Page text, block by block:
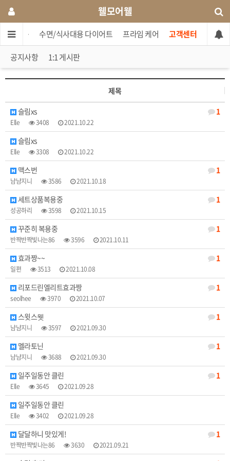
웰모어웰
셋트상품 수면/식사대용 다이어트 프라임 케어 고객센터
공지사항 1:1 게시판
제목
1
슬림xs
Elle 3408 2021.10.22
슬림xs
Elle 3308 2021.10.22
1
맥스번
냠냠지니 3586 2021.10.18
1
세트상품복용중
성공하리 3598 2021.10.15
1
꾸준히 복용중
반짝반짝빛나는86 3596 2021.10.11
1
효과짱~~
일편 3513 2021.10.08
1
리포드린엘리트효과짱
seolhee 3970 2021.10.07
1
스윗스웻
냠냠지니 3597 2021.09.30
1
멜라토닌
냠냠지니 3688 2021.09.30
1
일주일동안 클린
Elle 3645 2021.09.28
일주일동안 클린
Elle 3402 2021.09.28
1
달달하니 맛있게!
반짝반짝빛나는86 3630 2021.09.21